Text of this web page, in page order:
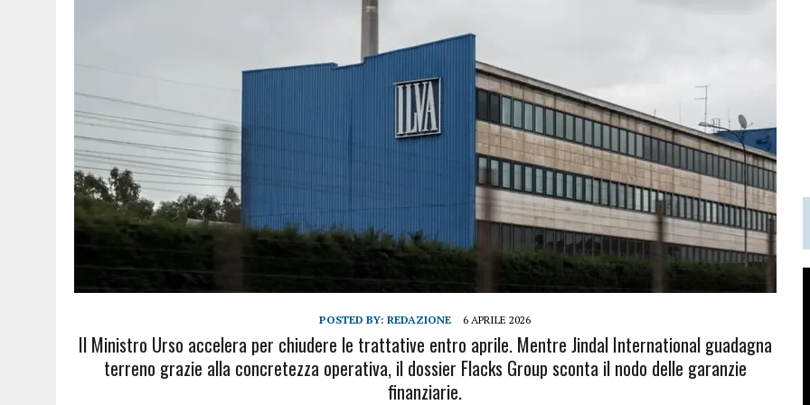
POSTED BY:REDAZIONE 6 APRILE 2026
Il Ministro Urso accelera per chiudere le trattative entro aprile. Mentre Jindal International guadagna
terreno grazie alla concretezza operativa, il dossier Flacks Group sconta il nodo delle garanzie
finanziarie.